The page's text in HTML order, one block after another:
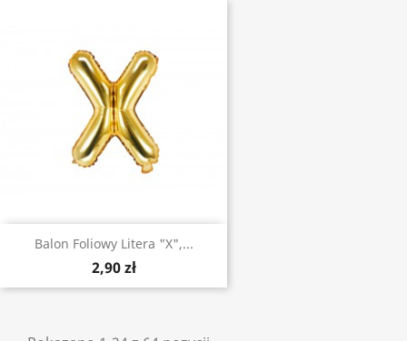
Balon Foliowy Litera "X",...
2,90 zł